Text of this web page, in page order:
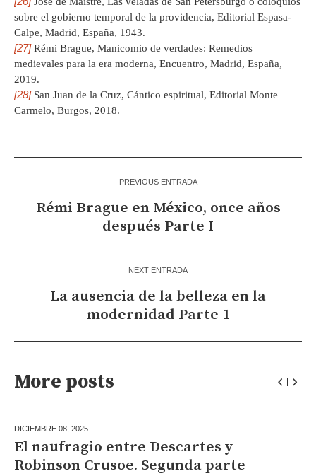
sobre el gobierno temporal de la providencia, Editorial Espasa-
Calpe, Madrid, España, 1943.
[27]Rémi Brague, Manicomio de verdades: Remedios
medievales para la era moderna, Encuentro, Madrid, España,
2019.
[28]San Juan de la Cruz, Cántico espiritual, Editorial Monte
Carmelo, Burgos, 2018.
PREVIOUS ENTRADA
Rémi Brague en México, once años
después Parte I
NEXT ENTRADA
La ausencia de la belleza en la
modernidad Parte 1
More posts
DICIEMBRE 08, 2025
El naufragio entre Descartes y
Robinson Crusoe. Segunda parte